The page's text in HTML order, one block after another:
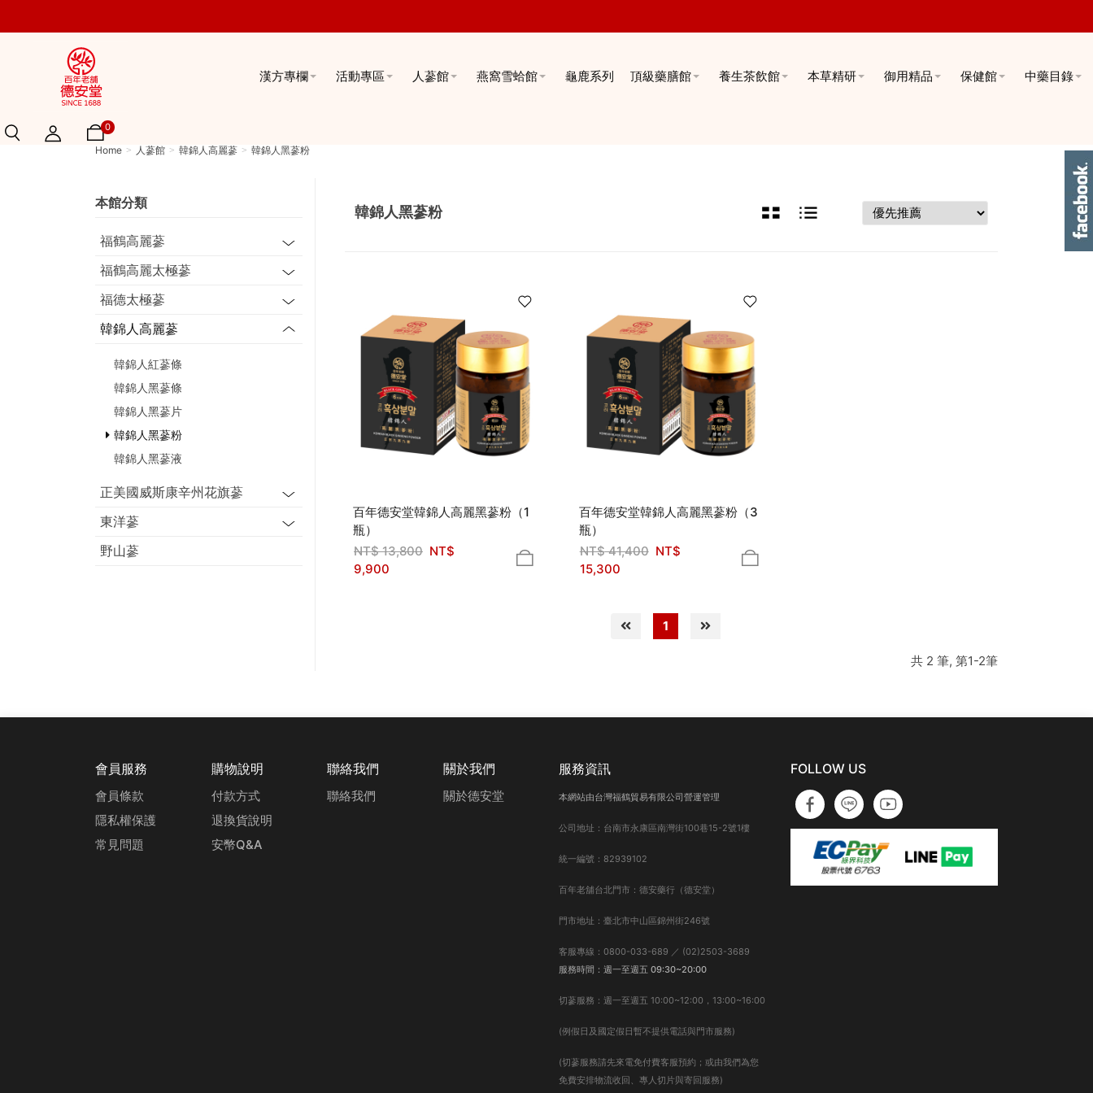
漢方專欄 活動專區 人蔘館 燕窩雪蛤館 龜鹿系列 頂級藥膳館 養生茶飲館 本草精研 御用精品 保健館 中藥目錄
0
Home 人蔘館 韓錦人高麗蔘 韓錦人黑蔘粉
本館分類
福鶴高麗蔘
福鶴高麗太極蔘
福德太極蔘
韓錦人高麗蔘
韓錦人紅蔘條
韓錦人黑蔘條
韓錦人黑蔘片
韓錦人黑蔘粉
韓錦人黑蔘液
正美國威斯康辛州花旗蔘
東洋蔘
野山蔘
韓錦人黑蔘粉
百年德安堂韓錦人高麗黑蔘粉（1
瓶）
NT$13,800 NT$
9,900
百年德安堂韓錦人高麗黑蔘粉（3
瓶）
NT$41,400 NT$
15,300
1
共 2 筆, 第1-2筆
會員服務
會員條款
隱私權保護
常見問題
購物說明
付款方式
退換貨說明
安幣Q&A
聯絡我們
聯絡我們
關於我們
關於德安堂
服務資訊
本網站由台灣福鶴貿易有限公司營運管理
公司地址：台南市永康區南灣街100巷15-2號1樓
統一編號：82939102
百年老舖台北門市：德安藥行（德安堂）
門市地址：臺北市中山區錦州街246號
客服專線：0800-033-689 ／ (02)2503-3689
服務時間：週一至週五 09:30~20:00
切蔘服務：週一至週五 10:00~12:00，13:00~16:00
(例假日及國定假日暫不提供電話與門市服務)
(切蔘服務請先來電免付費客服預約；或由我們為您
免費安排物流收回、專人切片與寄回服務)
FOLLOW US